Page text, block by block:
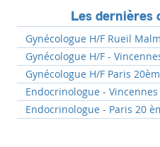
Les dernières
Gynécologue H/F Rueil
Gynécologue H/F -
Gynécologue H/F Paris
Endocrinologue - Vincennes
Endocrinologue - Paris 20